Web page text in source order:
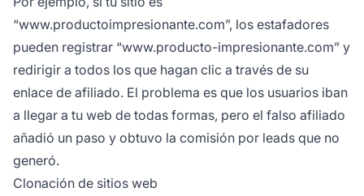
“www.productoimpresionante.com”, los estafadores
pueden registrar “www.producto-impresionante.com” y
redirigir a todos los que hagan clic a través de su
enlace de afiliado. El problema es que los usuarios iban
a llegar a tu web de todas formas, pero el falso afiliado
añadió un paso y obtuvo la comisión por leads que no
generó.
Clonación de sitios web